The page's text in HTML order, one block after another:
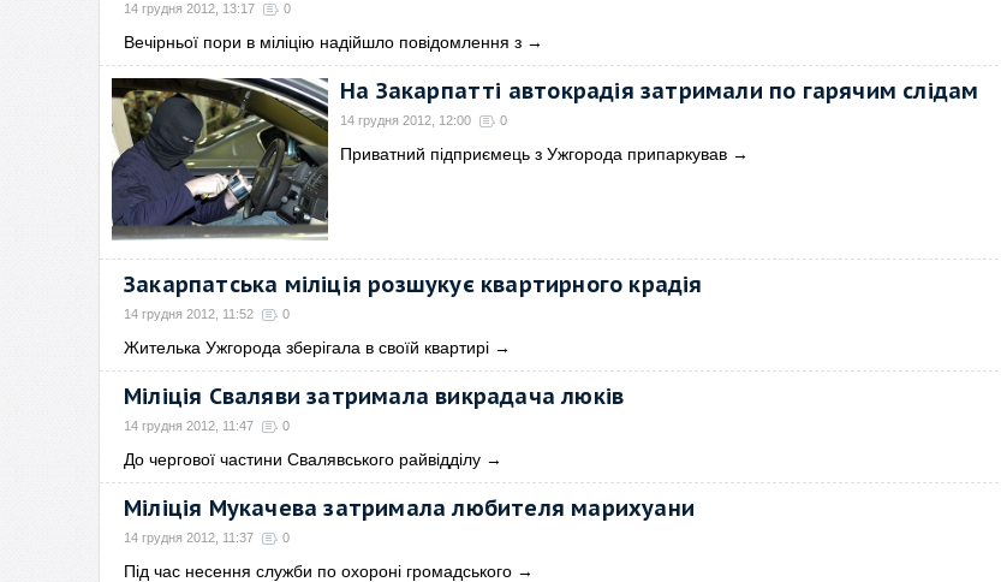
14 грудня 2012, 13:17 0
Вечірньої пори в міліцію надійшло повідомлення з →
На Закарпатті автокрадія затримали по гарячим слідам
14 грудня 2012, 12:00 0
Приватний підприємець з Ужгорода припаркував →
Закарпатська міліція розшукує квартирного крадія
14 грудня 2012, 11:52 0
Жителька Ужгорода зберігала в своїй квартирі →
Міліція Сваляви затримала викрадача люків
14 грудня 2012, 11:47 0
До чергової частини Свалявського райвідділу →
Міліція Мукачева затримала любителя марихуани
14 грудня 2012, 11:37 0
Під час несення служби по охороні громадського →